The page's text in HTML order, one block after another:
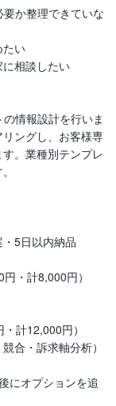
か整理できていな
たい
に相談したい
情報設計を行いま
ングし、お客様専
。業種別テンプレ
5日以内納品
・計8,000円）
計12,000円）
合・訴求軸分析）
にオプションを追